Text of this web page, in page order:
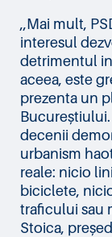
,,Mai mult,
interesul
detrimentul
aceea, este
prezenta un
decenii
urbanism
reale: nicio
biciclete,
traficului sau
Stoica,